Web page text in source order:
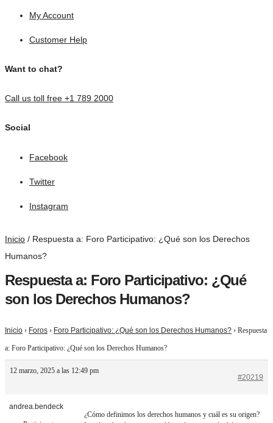
My Account
Customer Help
Want to chat?
Call us toll free +1 789 2000
Social
Facebook
Twitter
Instagram
Inicio / Respuesta a: Foro Participativo: ¿Qué son los Derechos
Humanos?
Respuesta a: Foro Participativo: ¿Qué
son los Derechos Humanos?
Inicio › Foros › Foro Participativo: ¿Qué son los Derechos Humanos? › Respuesta
a: Foro Participativo: ¿Qué son los Derechos Humanos?
12 marzo, 2025 a las 12:49 pm
#20219
andrea.bendeck
¿Cómo definimos los derechos humanos y cuál es su origen?